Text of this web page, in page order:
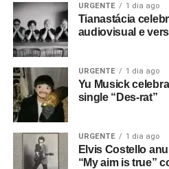
URGENTE 1 dia ago
Tianastácia
audiovisual e
URGENTE 1 dia ago
Yu Musick
single “Des-rat”
URGENTE 1 dia ago
Elvis Costello
“My aim is true”